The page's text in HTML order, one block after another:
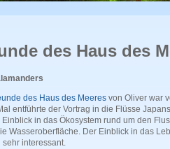
des Haus des
des Haus des Meeres von Oliver war
entführte der Vortrag in die Flüsse
in das Ökosystem rund um den
Wasseroberfläche. Der Einblick in das
interessant.